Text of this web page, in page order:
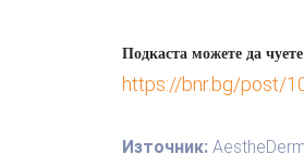
Подкаста можете да
https://bnr.bg/post/
Източник: